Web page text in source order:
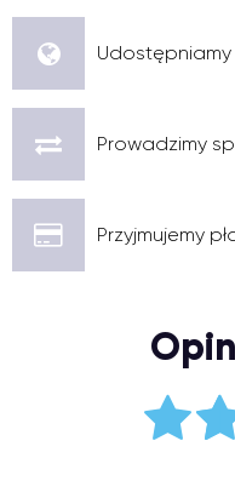
Prowadzimy
Przyjmujemy